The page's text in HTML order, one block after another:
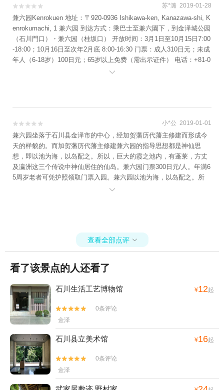

 苏*潞 2019-01-28
兼六园Kenrokuen 地址：〒920-0936 Ishikawa-ken, Kanazawa-shi, K
enrokumachi, 1 兼六园 到达方式：乘巴士至兼六園下，到金泽城公园
（石川門口）・兼六园（桂坂口） 开放时间：3月1日至10月15日7:00
-18:00；10月16日至次年2月底 8:00-16:30 门票：成人310日元；未成
年人（6-18岁）100日元；65岁以上免费（需出示证件） 电话：+81-0
76-2343800 网址：http://www.pref.ishikawa.jp/siro-niwa/kenrokuen/
不错，尤其是春天可以赏花，冬天可以赏雪看雪吊（冬天为了防止树
木被积雪压断而设置的雪吊架，像发散的金光）。金泽城公园和兼六
园实施清晨免费开放。柯南动画里也来过兼六园。 兼六园内种有很多
鲜花，但是我们去的时候，天气很阴，还下着雨，气温偏低，所以很
多花没开，只能看到小花苞。 兼六园湖里的拱形石灯笼造型比较特
别，在柯南动画里也有相同场景。 因为形状像是支撑古琴琴弦的琴
南同款。 园内环境非常好，湖泊像一面蓝绿色的镜子。雨水打在湖
上，又添加了一丝活力。 喷水，其实也有柯南同款，我没截对比图。
掌造建筑。 继续柯南同款场景，可以说是一模一样了。 园内也有樱花
个柯南场景，可是饶了很远啊。其实这个入口应该是真弓坂口，就在2
1世纪美术馆斜对面。 于是我们就从这个入口出去了。出来是个十字
路口。 左侧对面马路是个神社


 小*公 2019-01-01
兼六园坐落于石川县金泽市的中心，经加贺藩历代藩主修建而形成今
天的样貌的。而加贺藩历代藩主修建兼六园的指导思想都是神仙思
想，即以池为海，以岛配之。所以，巨大的霞之池内，有蓬莱，方丈
及瀛洲这三个传说中神仙居住的仙岛。兼六园门票300日元/人。年满6
5周岁老者可凭护照领取门票入园。兼六园以池为海，以岛配之。所
以，巨大的霞之池内，有蓬莱，方丈及瀛洲这三个传说中神仙居住的
的偕乐园齐名，称为日本的"三大名园"。被日本政府指定为特别名
胜。 园内种植有150多种的12,000，松、枫、梅、樱、等树木、兰、
菊、燕子花、草坪等花卉，加上亭、台、楼、阁等建筑,是一座回游式
园林，是典型的日本传统式再现自然风景庭园。因此兼六园不仅在日
本更在世界园林中享有一定的声誉。

查看全部点评 
看了该景点的人还看了
石川生活工艺博物馆 ¥12起


0条评论
金泽
石川县立美术馆 ¥16起


0条评论
金泽